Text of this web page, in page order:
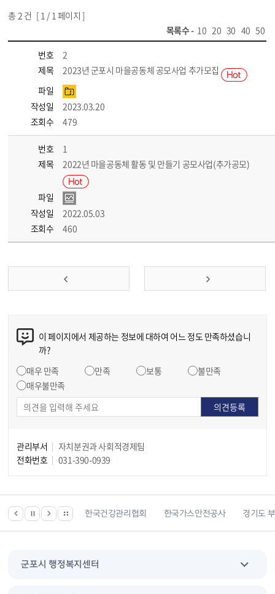
총 2 건 [ 1 / 1 페이지 ]
목록수 - 10 20 30 40 50
번호
2
제목
2023년 군포시 마을공동체 공모사업 추가모집
파일
작성일
2023.03.20
조회수
479
번호
1
제목
2022년 마을공동체 활동 및 만들기 공모사업(추가공모)
파일
작성일
2022.05.03
조회수
460
이 페이지에서 제공하는 정보에 대하여 어느 정도 만족하셨습니
까?
매우 만족
만족 보통
불만족
매우불만족
관리부서
자치분권과 사회적경제팀
전화번호
031-390-0939
등 위치찾기서비스 한국건강관리협회 한국가스안전공사 경기도
군포시 행정복지센터